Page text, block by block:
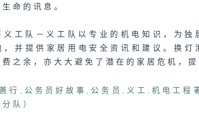
命的讯息。
义工队－义工队以专业的机电知识，为独
，并提供家居用电安全资讯和建议。换灯
之余，亦大大避免了潜在的家居危机，提
行 , 公务员好故事 , 公务员 , 义工 , 机电工程
队）